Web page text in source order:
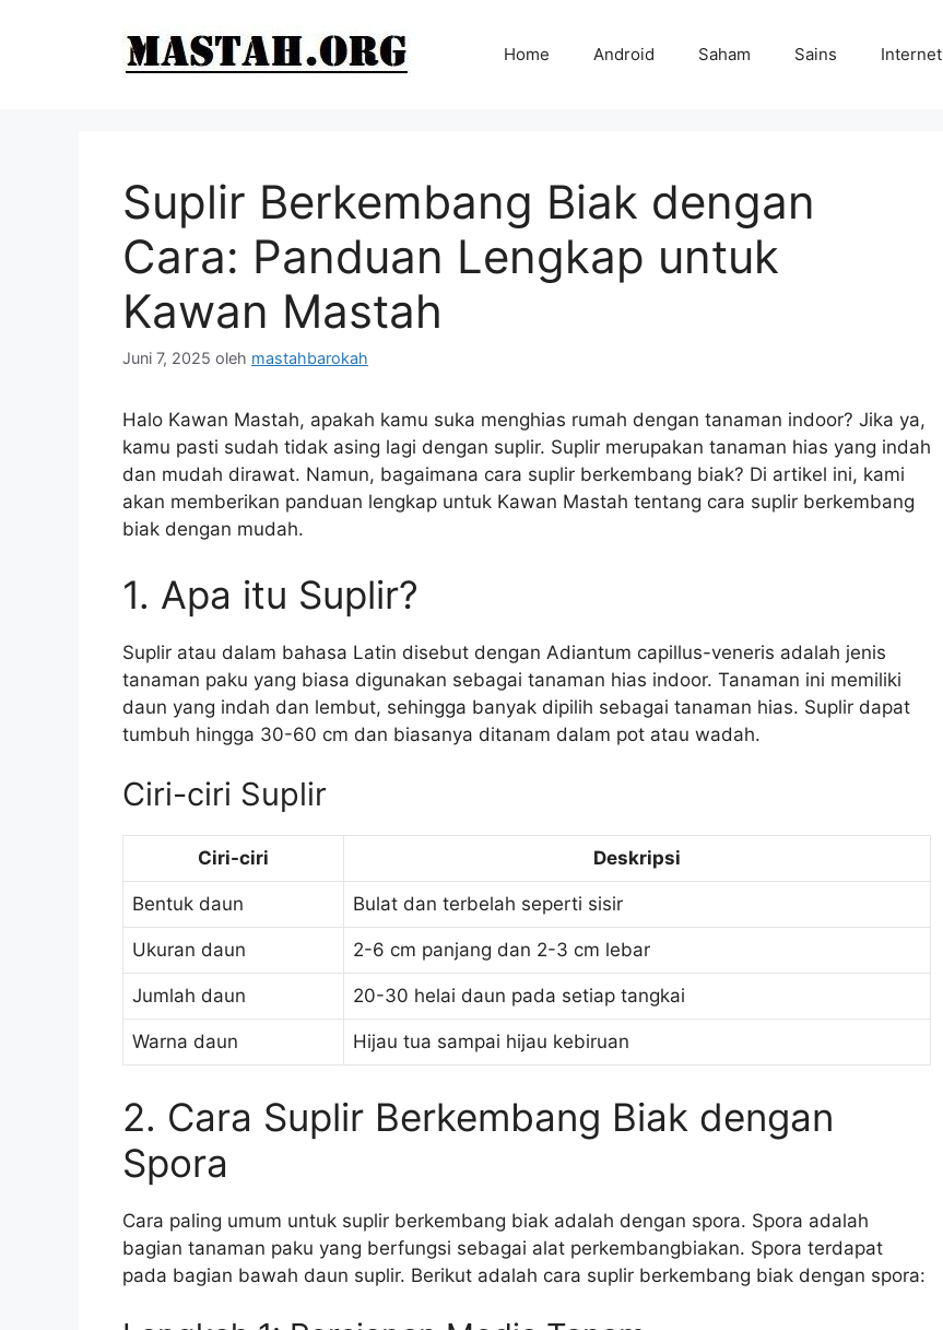
Home Android Saham Sains Internet
Suplir Berkembang Biak dengan
Cara: Panduan Lengkap untuk
Kawan Mastah
Juni 7, 2025 oleh mastahbarokah
Halo Kawan Mastah, apakah kamu suka menghias rumah dengan tanaman indoor? Jika ya,
kamu pasti sudah tidak asing lagi dengan suplir. Suplir merupakan tanaman hias yang indah
dan mudah dirawat. Namun, bagaimana cara suplir berkembang biak? Di artikel ini, kami
akan memberikan panduan lengkap untuk Kawan Mastah tentang cara suplir berkembang
biak dengan mudah.
1. Apa itu Suplir?
Suplir atau dalam bahasa Latin disebut dengan Adiantum capillus-veneris adalah jenis
tanaman paku yang biasa digunakan sebagai tanaman hias indoor. Tanaman ini memiliki
daun yang indah dan lembut, sehingga banyak dipilih sebagai tanaman hias. Suplir dapat
tumbuh hingga 30-60 cm dan biasanya ditanam dalam pot atau wadah.
Ciri-ciri Suplir
Ciri-ciri Deskripsi
Bentuk daun Bulat dan terbelah seperti sisir
Ukuran daun 2-6 cm panjang dan 2-3 cm lebar
Jumlah daun 20-30 helai daun pada setiap tangkai
Warna daun Hijau tua sampai hijau kebiruan
2. Cara Suplir Berkembang Biak dengan
Spora
Cara paling umum untuk suplir berkembang biak adalah dengan spora. Spora adalah
bagian tanaman paku yang berfungsi sebagai alat perkembangbiakan. Spora terdapat
pada bagian bawah daun suplir. Berikut adalah cara suplir berkembang biak dengan spora: